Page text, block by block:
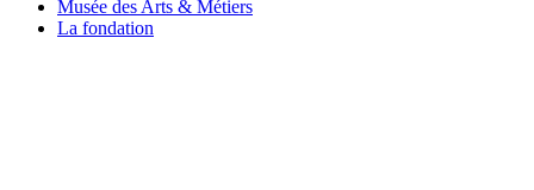
Musée des Arts & Métiers
La fondation